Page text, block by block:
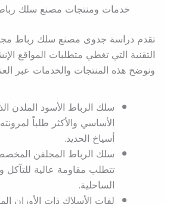
خدمات ومنتجات مصنع سلك
تقدم دراسة جدوى مصنع سلك رباط
التقنية التي تغطي متطلبات المواقع
ونوضح هذه المنتجات والخدمات عبر
سلك الرباط الأسود الملدن
الأساسي والأكثر طلباً
أسياخ الحديد.
سلك الرباط المجلفن
تتطلب مقاومة عالية للتآكل
الساحلية.
لفات الأسلاك ذات الأوزان